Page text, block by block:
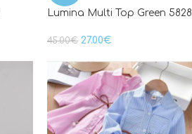
Lumina Multi Top Green 5828
45.00€ 27.00€